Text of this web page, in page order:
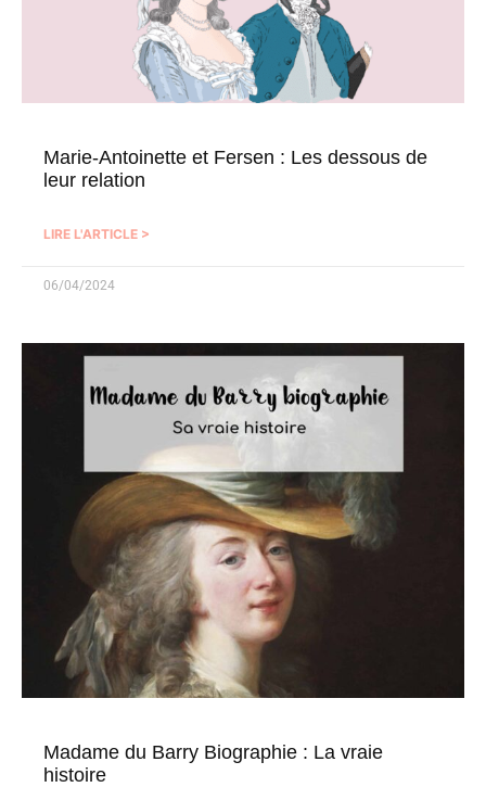
Marie-Antoinette et Fersen : Les dessous de
leur relation
LIRE L'ARTICLE >
06/04/2024
Madame du Barry Biographie : La vraie
histoire